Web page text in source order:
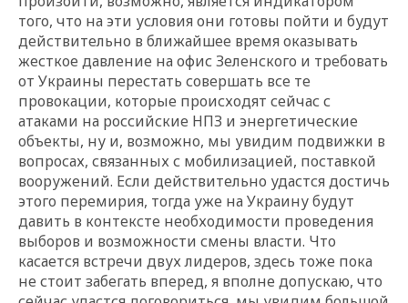
того, что на эти условия они готовы пойти и будут
действительно в ближайшее время оказывать
жесткое давление на офис Зеленского и требовать
от Украины перестать совершать все те
провокации, которые происходят сейчас с
атаками на российские НПЗ и энергетические
объекты, ну и, возможно, мы увидим подвижки в
вопросах, связанных с мобилизацией, поставкой
вооружений. Если действительно удастся достичь
этого перемирия, тогда уже на Украину будут
давить в контексте необходимости проведения
выборов и возможности смены власти. Что
касается встречи двух лидеров, здесь тоже пока
не стоит забегать вперед, я вполне допускаю, что